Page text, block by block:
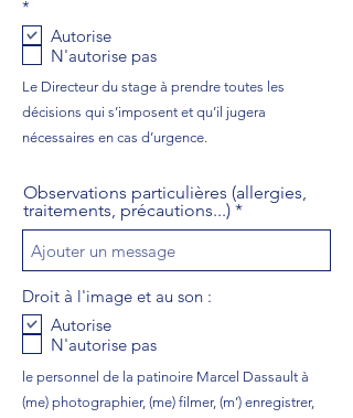
*
b
l
a
t
o
i
Autorise
N'autorise pas
Le Directeur du stage à prendre toutes les
décisions qui s’imposent et qu’il jugera
nécessaires en cas d’urgence.
Observations particulières (allergies,
traitements, précautions...)
Droit à l'image et au son :
Autorise
N'autorise pas
le personnel de la patinoire Marcel Dassault à
(me) photographier, (me) filmer, (m’) enregistrer,